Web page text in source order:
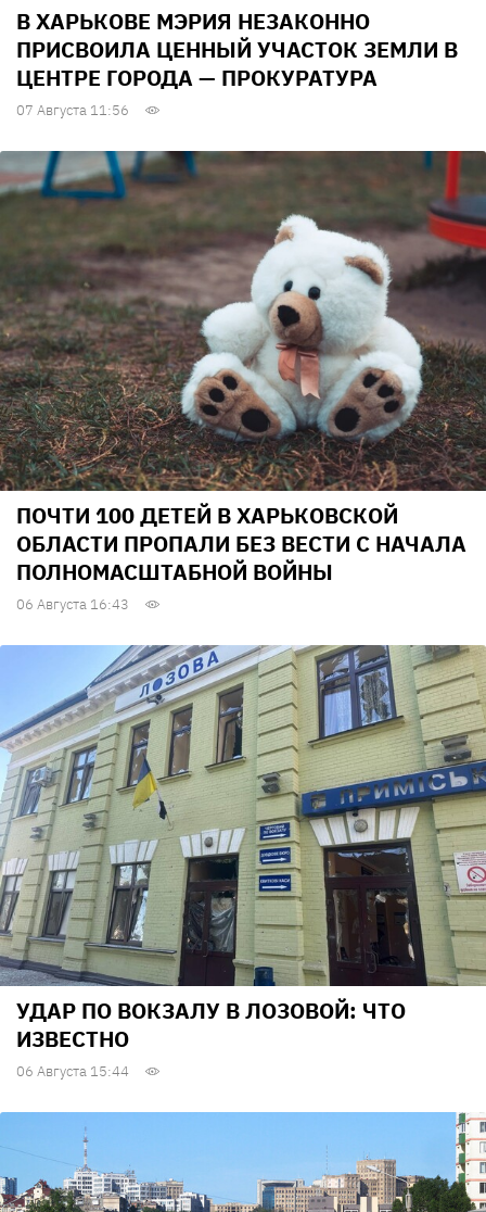
В ХАРЬКОВЕ МЭРИЯ НЕЗАКОННО
ПРИСВОИЛА ЦЕННЫЙ УЧАСТОК ЗЕМЛИ В
ЦЕНТРЕ ГОРОДА — ПРОКУРАТУРА
07 Августа 11:56
ПОЧТИ 100 ДЕТЕЙ В ХАРЬКОВСКОЙ
ОБЛАСТИ ПРОПАЛИ БЕЗ ВЕСТИ С НАЧАЛА
ПОЛНОМАСШТАБНОЙ ВОЙНЫ
06 Августа 16:43
УДАР ПО ВОКЗАЛУ В ЛОЗОВОЙ: ЧТО
ИЗВЕСТНО
06 Августа 15:44